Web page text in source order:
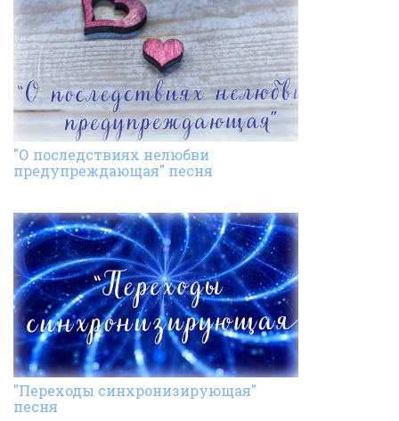
"О последствиях нелюбви
предупреждающая" песня
"Переходы синхронизирующая"
песня